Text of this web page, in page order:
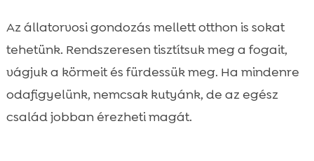
Az állatorvosi gondozás mellett otthon is sokat
tehetünk. Rendszeresen tisztítsuk meg a fogait,
vágjuk a körmeit és fürdessük meg. Ha mindenre
odafigyelünk, nemcsak kutyánk, de az egész
család jobban érezheti magát.